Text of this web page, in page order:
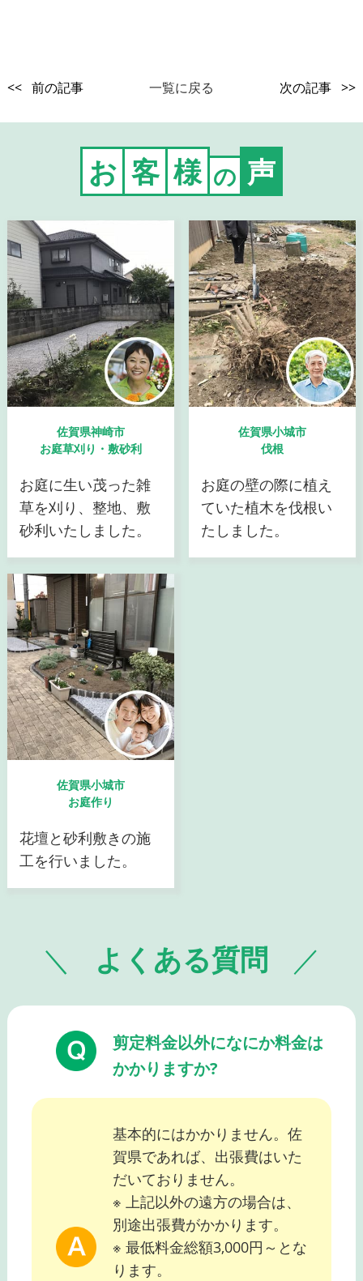
<< 前の記事 一覧に戻る 次の記事 >>
お 客 様 の 声
佐賀県神崎市
お庭草刈り・敷砂利
お庭に生い茂った雑
草を刈り、整地、敷
砂利いたしました。
佐賀県小城市
伐根
お庭の壁の際に植え
ていた植木を伐根い
たしました。
佐賀県小城市
お庭作り
花壇と砂利敷きの施
工を行いました。
よくある質問
剪定料金以外になにか料金は
かかりますか?
基本的にはかかりません。佐
賀県であれば、出張費はいた
だいておりません。
※ 上記以外の遠方の場合は、
別途出張費がかかります。
※ 最低料金総額3,000円～とな
ります。